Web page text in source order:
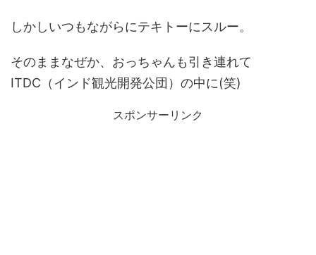
しかしいつもながらにテキトーにスルー。
そのままなぜか、おっちゃんも引き連れて
ITDC（インド観光開発公団）の中に(笑)
スポンサーリンク